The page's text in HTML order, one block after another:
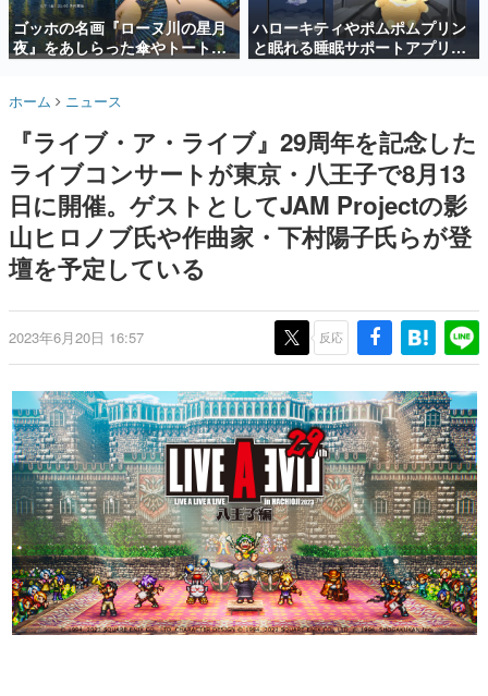
新世代に訊く
これからのデジタルゲーム市場を担う若きクリエイター達
の姿を追い、彼らのルーツと情熱を探っていきます。
ゲームに多大な影響を受けた作家さんに取材し、ゲームが
日本のコンテンツ産業やカルチャーに与えた影響を探る企
画です。
日本モバイルゲーム産業史
日本のモバイルゲーム史における主要なトピック・タイト
ルを網羅するほか、開発者へのインタビューや識者による
解説を掲載。約20年の歴史が一望できる決定版！
若ゲのいたり〜ゲームクリエイターの青春〜
一先生によるゲーム業界レポートマンガです。
なんでゲームは面白い？
具体的な形から解き明かしていく、硬派で骨太な評論連載
です。
ゲームが変えた日本語
「経験値」「裏技」「ラスボス」… ゲームにまつわる言葉
の起源や用法の変遷を、コンピューター文化史研究家・タ
イニーP氏が徹底調査。
カテゴリ
特集記事
マンガ
ゴッホの名画『ローヌ川の星月
夜』をあしらった傘やトートバ
ッグなどが登場。8月7日21時よ
ハローキティやポムポムプリン
と眠れる睡眠サポートアプリ
『ゆめたび』が配信中。キャラ
ホーム ニュース
『ライブ・ア・ライブ』29周年を記念した
ライブコンサートが東京・八王子で8月13
日に開催。ゲストとしてJAM Projectの影
山ヒロノブ氏や作曲家・下村陽子氏らが登
壇を予定している
2023年6月20日 16:57 反応